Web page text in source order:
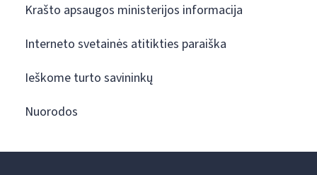
Krašto apsaugos ministerijos informacija
Interneto svetainės atitikties paraiška
Ieškome turto savininkų
Nuorodos